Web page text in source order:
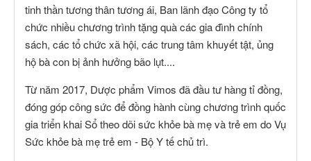
tinh thần tương thân tương ái, Ban lãnh đạo Công ty tổ
chức nhiều chương trình tặng quà các gia đình chính
sách, các tổ chức xã hội, các trung tâm khuyết tật, ủng
hộ bà con bị ảnh hưởng bão lụt....
Từ năm 2017, Dược phẩm Vimos đã đầu tư hàng tỉ đồng,
đóng góp công sức để đồng hành cùng chương trình quốc
gia triển khai Sổ theo dõi sức khỏe bà mẹ và trẻ em do Vụ
Sức khỏe bà mẹ trẻ em - Bộ Y tế chủ trì.